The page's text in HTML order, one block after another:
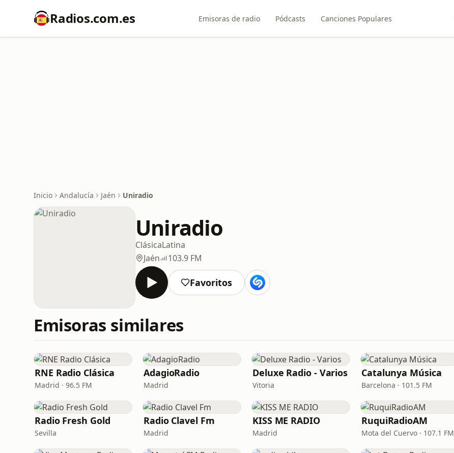
Radios.com.es Emisoras de radio Pódcasts Canciones Populares
Inicio Andalucía Jaén Uniradio
Uniradio
ClásicaLatina
Jaén
103.9 FM
Favoritos
Emisoras similares
RNE Radio Clásica
Madrid · 96.5 FM
AdagioRadio
Madrid
Deluxe Radio - Varios
Vitoria
Catalunya Música
Barcelona · 101.5 FM
Radio Fresh Gold
Sevilla
Radio Clavel Fm
Madrid
KISS ME RADIO
Madrid
RuquiRadioAM
Mota del Cuervo · 107.1 FM